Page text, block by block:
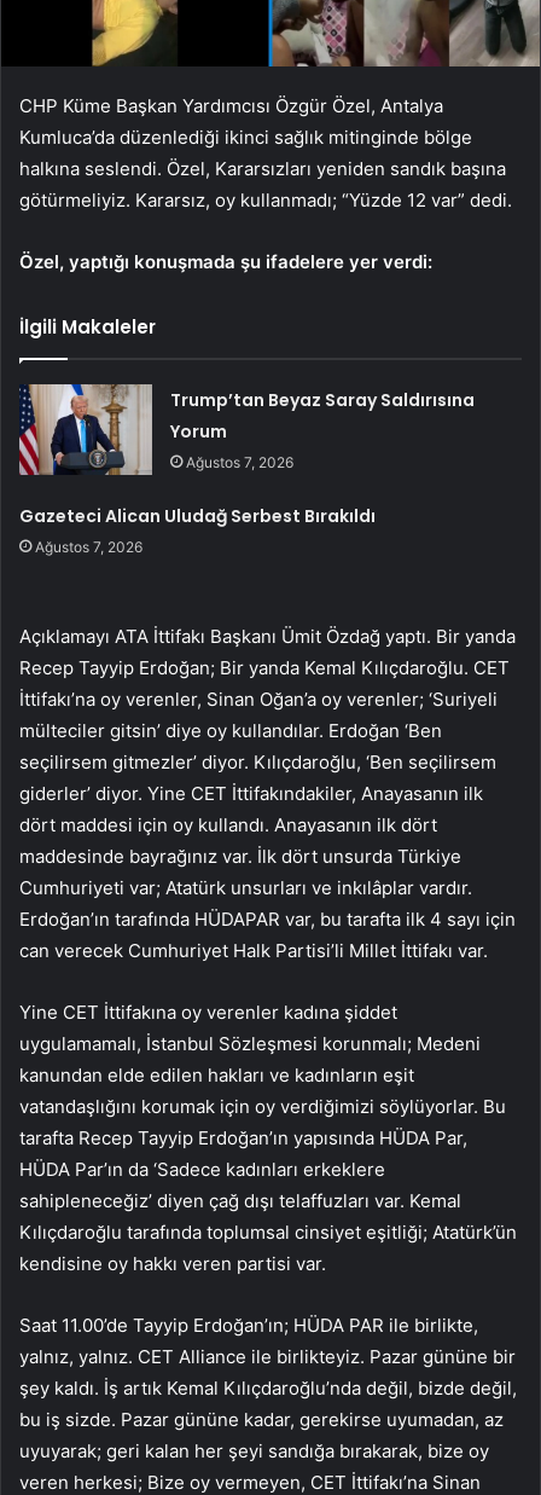
CHP Küme Başkan Yardımcısı Özgür Özel, Antalya
Kumluca’da düzenlediği ikinci sağlık mitinginde bölge
halkına seslendi. Özel, Kararsızları yeniden sandık başına
götürmeliyiz. Kararsız, oy kullanmadı; “Yüzde 12 var” dedi.
Özel, yaptığı konuşmada şu ifadelere yer verdi:
İlgili Makaleler
Trump’tan Beyaz Saray Saldırısına
Yorum
Ağustos 7, 2026
Gazeteci Alican Uludağ Serbest Bırakıldı
Ağustos 7, 2026
Açıklamayı ATA İttifakı Başkanı Ümit Özdağ yaptı. Bir yanda
Recep Tayyip Erdoğan; Bir yanda Kemal Kılıçdaroğlu. CET
İttifakı’na oy verenler, Sinan Oğan’a oy verenler; ‘Suriyeli
mülteciler gitsin’ diye oy kullandılar. Erdoğan ‘Ben
seçilirsem gitmezler’ diyor. Kılıçdaroğlu, ‘Ben seçilirsem
giderler’ diyor. Yine CET İttifakındakiler, Anayasanın ilk
dört maddesi için oy kullandı. Anayasanın ilk dört
maddesinde bayrağınız var. İlk dört unsurda Türkiye
Cumhuriyeti var; Atatürk unsurları ve inkılâplar vardır.
Erdoğan’ın tarafında HÜDAPAR var, bu tarafta ilk 4 sayı için
can verecek Cumhuriyet Halk Partisi’li Millet İttifakı var.
Yine CET İttifakına oy verenler kadına şiddet
uygulamamalı, İstanbul Sözleşmesi korunmalı; Medeni
kanundan elde edilen hakları ve kadınların eşit
vatandaşlığını korumak için oy verdiğimizi söylüyorlar. Bu
tarafta Recep Tayyip Erdoğan’ın yapısında HÜDA Par,
HÜDA Par’ın da ‘Sadece kadınları erkeklere
sahipleneceğiz’ diyen çağ dışı telaffuzları var. Kemal
Kılıçdaroğlu tarafında toplumsal cinsiyet eşitliği; Atatürk’ün
kendisine oy hakkı veren partisi var.
Saat 11.00’de Tayyip Erdoğan’ın; HÜDA PAR ile birlikte,
yalnız, yalnız. CET Alliance ile birlikteyiz. Pazar gününe bir
şey kaldı. İş artık Kemal Kılıçdaroğlu’nda değil, bizde değil,
bu iş sizde. Pazar gününe kadar, gerekirse uyumadan, az
uyuyarak; geri kalan her şeyi sandığa bırakarak, bize oy
veren herkesi; Bize oy vermeyen, CET İttifakı’na Sinan